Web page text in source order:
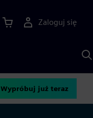
Zaloguj się
Wypróbuj już teraz